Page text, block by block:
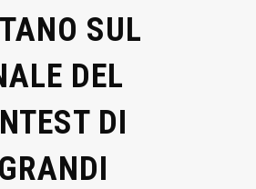
SUL
DEL
DI